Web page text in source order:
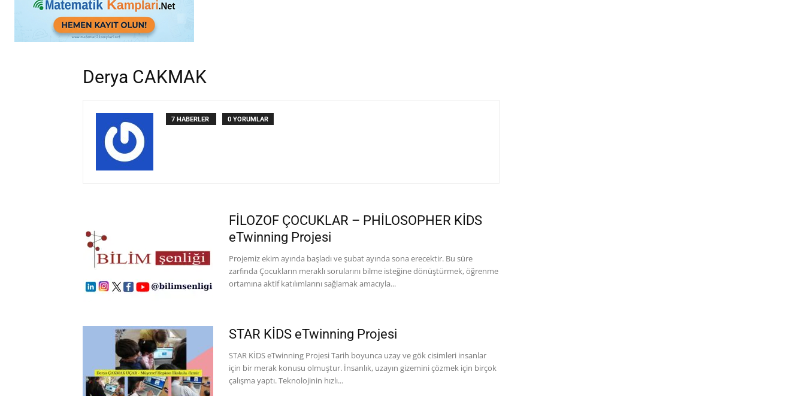
Derya CAKMAK
7 HABERLER 0 YORUMLAR
FİLOZOF ÇOCUKLAR – PHİLOSOPHER KİDS
eTwinning Projesi
Projemiz ekim ayında başladı ve şubat ayında sona erecektir. Bu süre
zarfında Çocukların meraklı sorularını bilme isteğine dönüştürmek, öğrenme
ortamına aktif katılımlarını sağlamak amacıyla...
STAR KİDS eTwinning Projesi
STAR KİDS eTwinning Projesi Tarih boyunca uzay ve gök cisimleri insanlar
için bir merak konusu olmuştur. İnsanlık, uzayın gizemini çözmek için birçok
çalışma yaptı. Teknolojinin hızlı...